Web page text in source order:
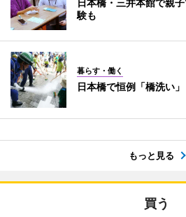
験も
暮らす・働く
日本橋で恒例「橋洗い
もっと見る
買う